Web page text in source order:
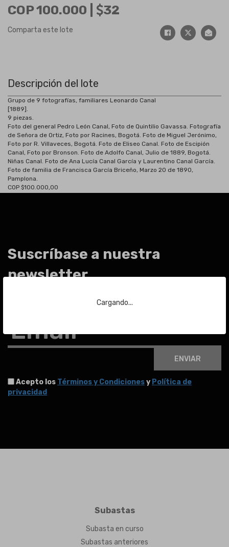
Cargando...
COP 100.000 | 32
Comparta este lote
Descripción del lote
Grupo de 9 fotografías, familiares Leonardo Canal
[1889].
9 piezas.
Foto del general Pedro León Canal, Foto de Quintilio Gavassa. Fotografía
de Señora de Ortiz, Foto por Racines, Bogotá. Foto de Miguel Jerónimo,
Foto por R. Villaveces, Bogotá. Foto de Eliseo Canal. Foto de Escipión
Canal, Foto por Bronson. Foto de Adolfo Canal, Julio de 1889, Bogotá.
Niñas Canal. Foto de Ana Lucía Canal García y Laurentino Canal García.
Foto de familia de Francisca García Briceño, Marzo 20 de 1890,
Pamplona.
COP $100.000,00
Suscríbase a nuestra
newsletter
Para estar al día de las últimas noticias sobre subastas y mucho más.
Email
ENVIAR
Acepto los Términos y Condicionesy Política de
privacidad
Subastas
Subasta en curso
Subastas anteriores